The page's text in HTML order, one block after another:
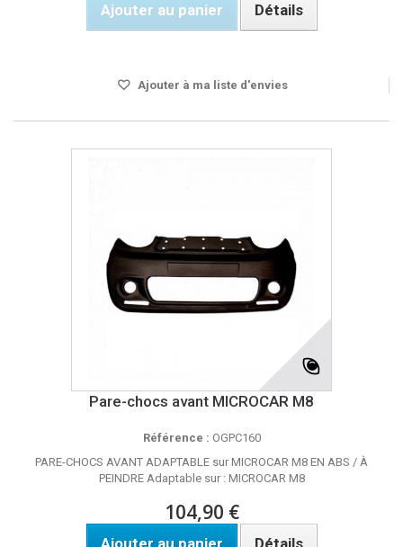
Ajouter au panier Détails
Ajouter à ma liste d'envies
Pare-chocs avant MICROCAR M8
Référence : OGPC160
PARE-CHOCS AVANT ADAPTABLE sur MICROCAR M8 EN ABS / À
PEINDRE Adaptable sur : MICROCAR M8
104,90 €
Ajouter au panier Détails